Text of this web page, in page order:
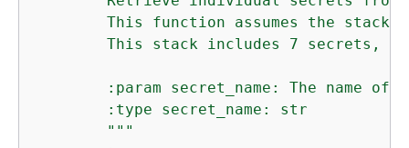
This function assumes the stack
This stack includes 7 secrets,
:param secret_name: The name of
        :type secret_name: str
        """